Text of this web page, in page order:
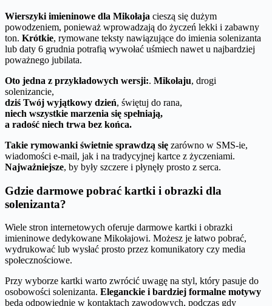
Wierszyki imieninowe dla Mikołaja cieszą się dużym
powodzeniem, ponieważ wprowadzają do życzeń lekki i zabawny
ton. Krótkie, rymowane teksty nawiązujące do imienia solenizanta
lub daty 6 grudnia potrafią wywołać uśmiech nawet u najbardziej
poważnego jubilata.
Oto jedna z przykładowych wersji:. Mikołaju, drogi
solenizancie,
dziś Twój wyjątkowy dzień, świętuj do rana,
niech wszystkie marzenia się spełniają,
a radość niech trwa bez końca.
Takie rymowanki świetnie sprawdzą się zarówno w SMS-ie,
wiadomości e-mail, jak i na tradycyjnej kartce z życzeniami.
Najważniejsze, by były szczere i płynęły prosto z serca.
Gdzie darmowe pobrać kartki i obrazki dla
solenizanta?
Wiele stron internetowych oferuje darmowe kartki i obrazki
imieninowe dedykowane Mikołajowi. Możesz je łatwo pobrać,
wydrukować lub wysłać prosto przez komunikatory czy media
społecznościowe.
Przy wyborze kartki warto zwrócić uwagę na styl, który pasuje do
osobowości solenizanta. Eleganckie i bardziej formalne motywy
będą odpowiednie w kontaktach zawodowych, podczas gdy